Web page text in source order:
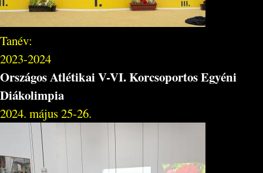
Tanév:
2023-2024
Országos Atlétikai V-VI. Korcsoportos Egyéni
Diákolimpia
2024. május 25-26.